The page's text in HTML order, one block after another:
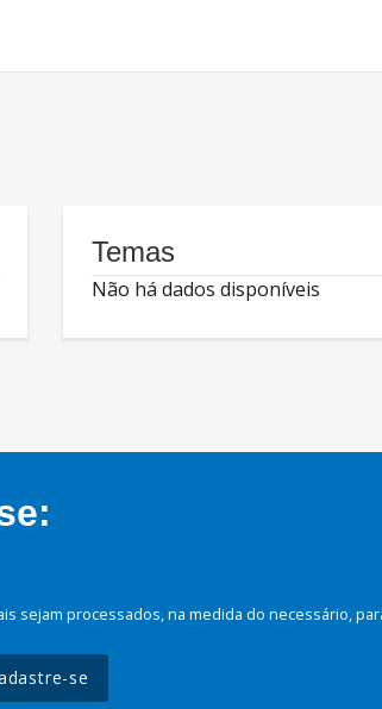
Temas
Não há dados disponíveis
sejam processados, na medida do necessário,
se